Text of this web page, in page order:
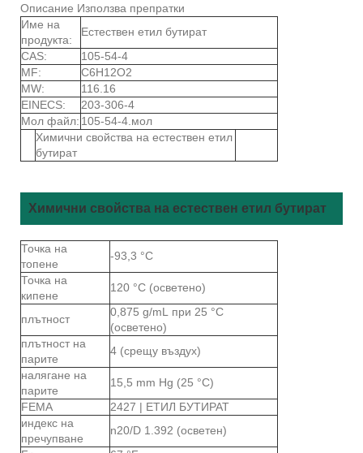
Описание Използва препратки
Име на
продукта:
Естествен етил бутират
CAS:
105-54-4
MF:
C6H12O2
MW:
116.16
EINECS:
203-306-4
Мол файл: 105-54-4.мол
Химични свойства на естествен етил
бутират
Химични свойства на естествен етил бутират
Точка на
топене
-93,3 °C
Точка на
кипене
120 °C (осветено)
плътност
0,875 g/mL при 25 °C
(осветено)
плътност на
парите
4 (срещу въздух)
налягане на
парите
15,5 mm Hg (25 °C)
FEMA
2427 | ЕТИЛ БУТИРАТ
индекс на
пречупване
n20/D 1.392 (осветен)